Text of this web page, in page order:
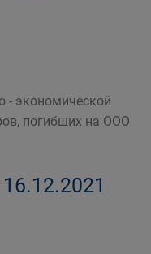
- экономической
погибших на ООО